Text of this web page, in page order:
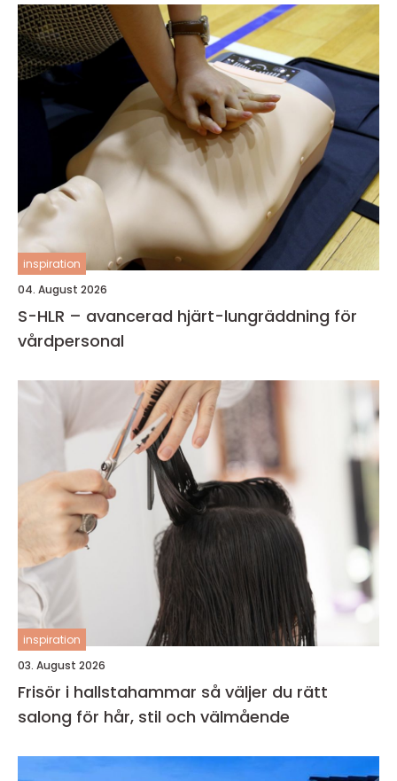
inspiration
04. August 2026
S-HLR – avancerad hjärt-lungräddning för
vårdpersonal
inspiration
03. August 2026
Frisör i hallstahammar så väljer du rätt
salong för hår, stil och välmående